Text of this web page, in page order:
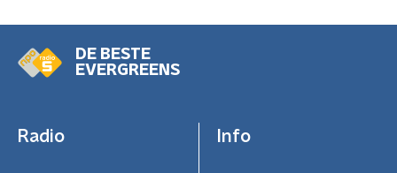
DE BESTE
EVERGREENS
Radio Info